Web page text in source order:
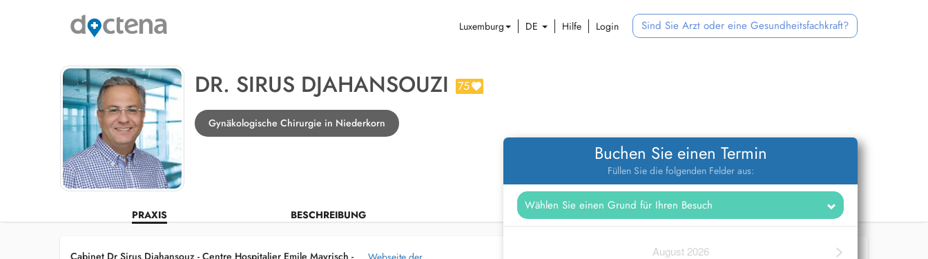
Luxemburg DE Hilfe Login Sind Sie Arzt oder eine Gesundheitsfachkraft?
DR. SIRUS DJAHANSOUZI 75
Gynäkologische Chirurgie in Niederkorn
PRAXIS BESCHREIBUNG
Buchen Sie einen Termin
Füllen Sie die folgenden Felder aus:
>
August 2026
Cabinet Dr Sirus Djahansouz - Centre Hospitalier Emile Mayrisch -